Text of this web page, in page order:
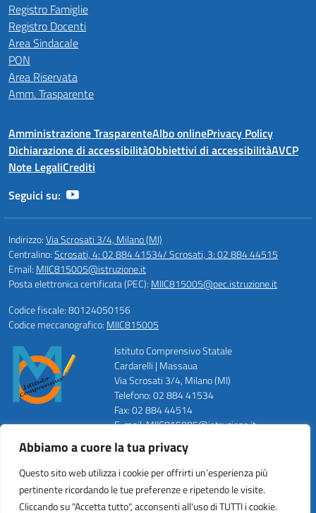
Abbiamo a cuore la tua privacy
Questo sito web utilizza i cookie per offrirti un’esperienza più
pertinente ricordando le tue preferenze e ripetendo le visite.
Cliccando su "Accetta tutto", acconsenti all'uso di TUTTI i cookie.
Registro Famiglie
Registro Docenti
Area Sindacale
PON
Area Riservata
Amm. Trasparente
Amministrazione TrasparenteAlbo onlinePrivacy Policy
Dichiarazione di accessibilitàObbiettivi di accessibilitàAVCP
Note LegaliCrediti
Seguici su:
Indirizzo:Via Scrosati 3/4, Milano (MI)
Centralino:Scrosati, 4: 02 884 41534/ Scrosati, 3: 02 884 44515
Email: MIIC815005@istruzione.it
Posta elettronica certificata (PEC): MIIC815005@pec.istruzione.it
Codice fiscale: 80124050156
Codice meccanografico: MIIC815005
Istituto Comprensivo Statale
Cardarelli | Massaua
Via Scrosati 3/4, Milano (MI)
Telefono: 02 884 41534
Fax: 02 884 44514
E-mail: MIIC815005@istruzione.it
PEC: MIIC815005@pec.istruzione.it
Codice Meccanografico: MIIC815005
Codice Fiscale: 80124050156
Codice Univoco ufficio: UFZWMT